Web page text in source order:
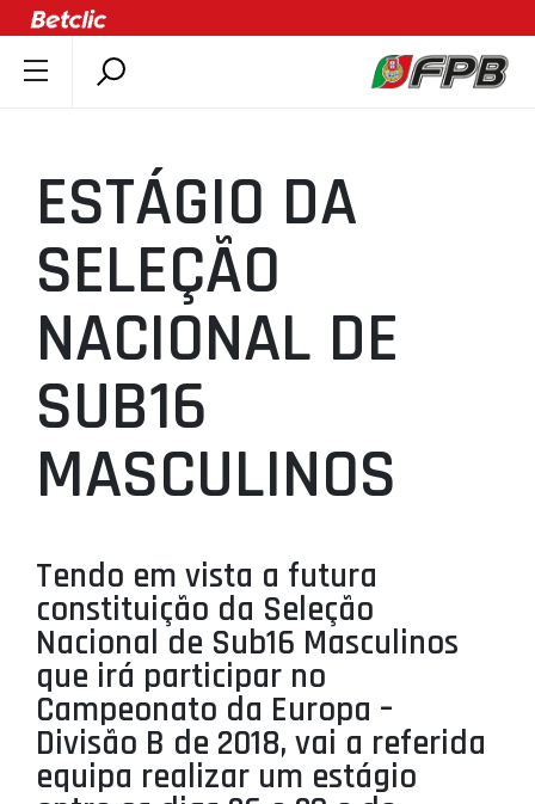
DOCUMENTOS
ÚLTIMAS
COMPETIÇÕES
ASSOCIAÇÕES
CLUBES
AGENTES
AGENDA
SELEÇÕES
MINIBASQUETE
PROJETOS
LIGA BETCLIC MASCULINA
LIGA BETCLIC FEMININA
ESTÁGIO DA
SELEÇÃO
NACIONAL DE
SUB16
MASCULINOS
Tendo em vista a futura
constituição da Seleção
Nacional de Sub16 Masculinos
que irá participar no
Campeonato da Europa –
Divisão B de 2018, vai a referida
equipa realizar um estágio